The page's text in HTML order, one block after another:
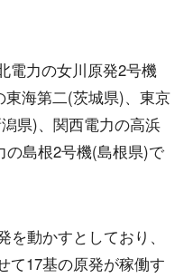
電力の女川原発2号機
海第二(茨城県)、東京
県)、関西電力の高浜
の島根2号機(島根県)で
動かすとしており、
て17基の原発が稼働す